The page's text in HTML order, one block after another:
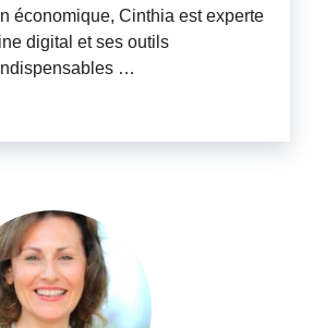
économique, Cinthia est experte
digital et ses outils
…